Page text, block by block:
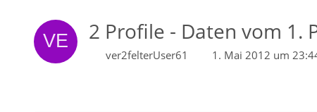
2 Profile - Daten vom 1.
ver2felterUser61 1. Mai 2012 um